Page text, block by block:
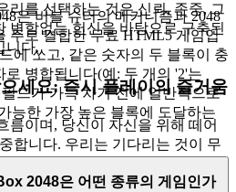
리를 선택하는 것은 신뢰, 존중, 그
변함없는 헌신을 바탕으로 구축된
니다.
세요: 즉시 플레이의 즐거움
름이며, 당신이 자신을 위해 떼어
합니다. 우리는 기다리는 것이 무
합니다. 설치, 업데이트 또는 로
당신의 즐거움에서 훔쳐진 초입니
은 버블 슈터의 메커니즘과 2048
주로 결합한 무료 HTML5 게임입
에 쏘고, 같은 숫자의 두 블록이 충
병합됩니다(예: 두 개의 '2'는
드가 가득 차기 전에 일반적으로
능한 가장 높은 블록에 도달하는
2048은 어떤 종류의 게임인가